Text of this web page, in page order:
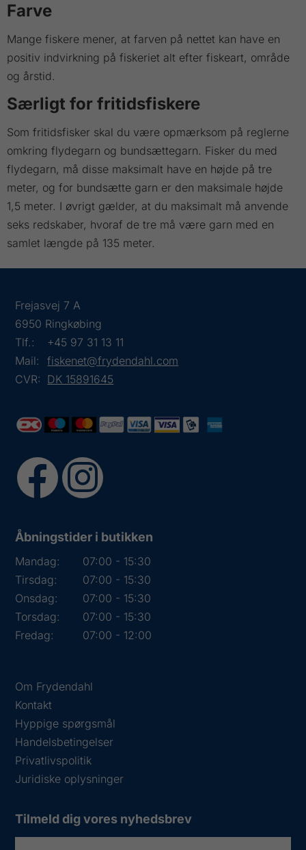
Farve
Mange fiskere mener, at farven på nettet kan have en
positiv indvirkning på fiskeriet alt efter fiskeart, område
og årstid.
Særligt for fritidsfiskere
Som fritidsfisker skal du være opmærksom på reglerne
omkring flydegarn og bundsættegarn. Fisker du med
flydegarn, må disse maksimalt have en højde på tre
meter, og for bundsætte garn er den maksimale højde
1,5 meter. I øvrigt gælder, at du maksimalt må anvende
seks redskaber, hvoraf de tre må være garn med en
samlet længde på 135 meter.
Frejasvej 7 A
6950 Ringkøbing
Tlf.:
+45 97 31 13 11
Mail:
fiskenet@frydendahl.com
CVR: DK 15891645
Åbningstider i butikken
Mandag:
07:00 - 15:30
Tirsdag:
07:00 - 15:30
Onsdag:
07:00 - 15:30
Torsdag:
07:00 - 15:30
Fredag:
07:00 - 12:00
Om Frydendahl
Kontakt
Hyppige spørgsmål
Handelsbetingelser
Privatlivspolitik
Juridiske oplysninger
Tilmeld dig vores nyhedsbrev